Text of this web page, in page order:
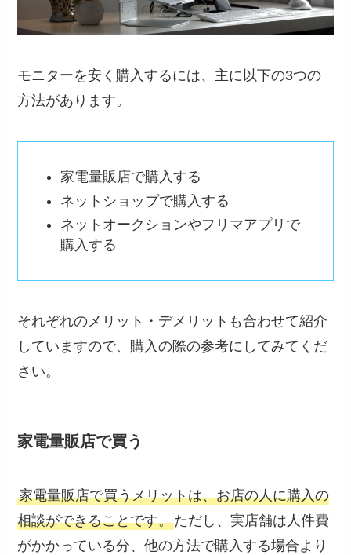
モニターを安く購入するには、主に以下の3つの
方法があります。
家電量販店で購入する
ネットショップで購入する
ネットオークションやフリマアプリで
購入する
それぞれのメリット・デメリットも合わせて紹介
していますので、購入の際の参考にしてみてくだ
さい。
家電量販店で買う
家電量販店で買うメリットは、お店の人に購入の
相談ができることです。ただし、実店舗は人件費
がかかっている分、他の方法で購入する場合より